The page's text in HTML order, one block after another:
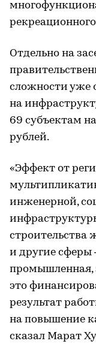
Отдельно на
сложности уже
на
69 субъектам
рублей.
«Эффект от
инженерной,
строительства
и другие сферы
промышленная,
это
результат
на повышение
сказал Марат